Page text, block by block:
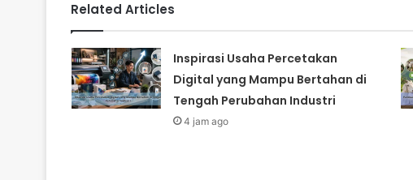
Related Articles
Inspirasi Usaha Percetakan
Digital yang Mampu Bertahan di
Tengah Perubahan Industri
4 jam ago